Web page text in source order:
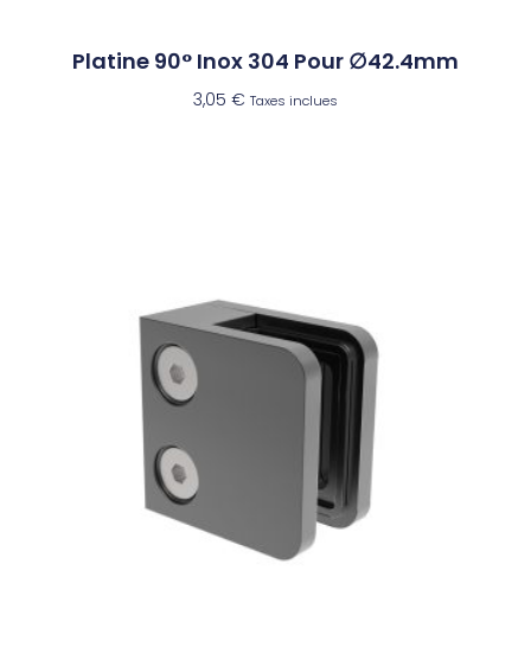
Platine 90° Inox 304 Pour ∅42.4mm
3,05 € Taxes inclues